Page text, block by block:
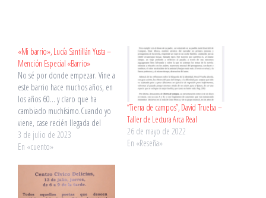
«Mi barrio», Lucía Santillán Yusta –
Mención Especial «Barrio»
No sé por donde empezar. Vine a
este barrio hace muchos años, en
los años 60… y claro que ha
cambiado muchísimo.Cuando yo
viene, case recién llegada del
pueblo, esto no parecía una
ciudad más bien era como
casas eran bajas, excepto por
3 de julio de 2023
En «cuento»
“Tierra de campos”, David Trueba –
Taller de Lectura Arca Real
26 de mayo de 2022
En «Reseña»